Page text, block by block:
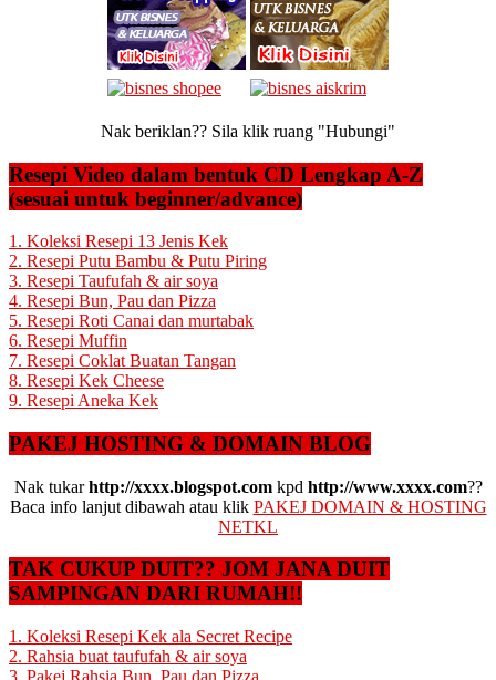
Nak beriklan?? Sila klik ruang "Hubungi"
Resepi Video dalam bentuk CD Lengkap A-Z
(sesuai untuk beginner/advance)
1. Koleksi Resepi 13 Jenis Kek
2. Resepi Putu Bambu & Putu Piring
3. Resepi Taufufah & air soya
4. Resepi Bun, Pau dan Pizza
5. Resepi Roti Canai dan murtabak
6. Resepi Muffin
7. Resepi Coklat Buatan Tangan
8. Resepi Kek Cheese
9. Resepi Aneka Kek
PAKEJ HOSTING & DOMAIN BLOG
Nak tukarhttp://xxxx.blogspot.comkpd http://www.xxxx.com??
Baca info lanjut dibawah atau klik PAKEJ DOMAIN & HOSTING
NETKL
TAK CUKUP DUIT?? JOM JANA DUIT
SAMPINGAN DARI RUMAH!!
1. Koleksi Resepi Kek ala Secret Recipe
2. Rahsia buat taufufah & air soya